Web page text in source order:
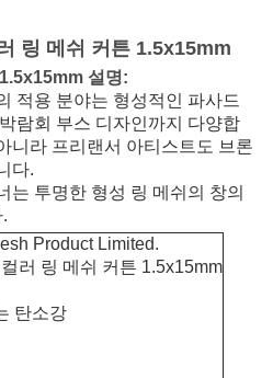
링 메쉬 커튼 1.5x15mm
설명:
적용 분야는 형성적인 파사드
람회 부스 디자인까지 다양합
니라 프리랜서 아티스트도 브론
다.
는 투명한 형성 링 메쉬의 창의
Product Limited.
러 링 메쉬 커튼 1.5x15mm
탄소강